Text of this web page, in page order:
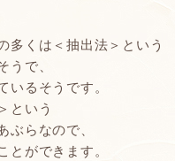
多くは＜抽出法＞という
うで、
いるそうです。
という
ぶらなので、
とができます。